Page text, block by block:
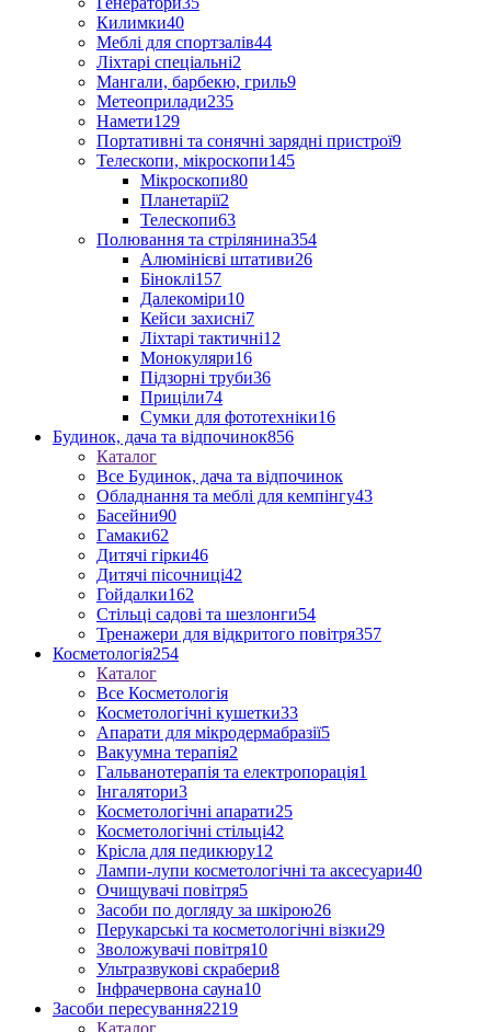
Килимки40
Меблі для спортзалів44
Ліхтарі спеціальні2
Мангали, барбекю, гриль9
Метеоприлади235
Намети129
Портативні та сонячні зарядні пристрої9
Телескопи, мікроскопи145
Мікроскопи80
Планетарії2
Телескопи63
Полювання та стрілянина354
Алюмінієві штативи26
Біноклі157
Далекоміри10
Кейси захисні7
Ліхтарі тактичні12
Монокуляри16
Підзорні труби36
Приціли74
Сумки для фототехніки16
Будинок, дача та відпочинок856
Каталог
Все Будинок, дача та відпочинок
Обладнання та меблі для кемпінгу43
Басейни90
Гамаки62
Дитячі гірки46
Дитячі пісочниці42
Гойдалки162
Стільці садові та шезлонги54
Тренажери для відкритого повітря357
Косметологія254
Каталог
Все Косметологія
Косметологічні кушетки33
Апарати для мікродермабразії5
Вакуумна терапія2
Гальванотерапія та електропорація1
Інгалятори3
Косметологічні апарати25
Косметологічні стільці42
Крісла для педикюру12
Лампи-лупи косметологічні та аксесуари40
Очищувачі повітря5
Засоби по догляду за шкірою26
Перукарські та косметологічні візки29
Зволожувачі повітря10
Ультразвукові скрабери8
Інфрачервона сауна10
Засоби пересування2219
Каталог